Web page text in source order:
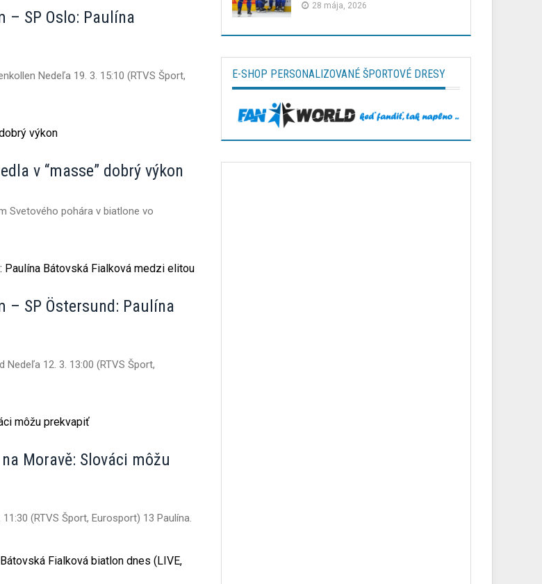
SP Oslo: Paulína
Nedeľa 19. 3. 15:10 (RTVS Šport,
v “masse” dobrý výkon
Svetového pohára v biatlone vo
SP Östersund: Paulína
12. 3. 13:00 (RTVS Šport,
Moravě: Slováci môžu
(RTVS Šport, Eurosport) 13 Paulína.
28 mája, 2026
E-SHOP PERSONALIZOVANÉ ŠPORTOVÉ DRESY